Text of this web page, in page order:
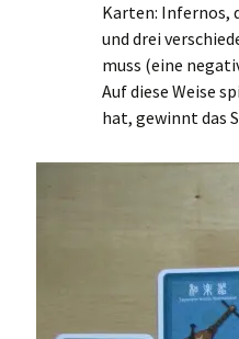
Karten: Infernos,
und drei
muss (eine
Auf diese Weise
hat, gewinnt das